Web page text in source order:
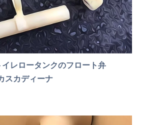
レロータンクのフロート弁
スカディーナ